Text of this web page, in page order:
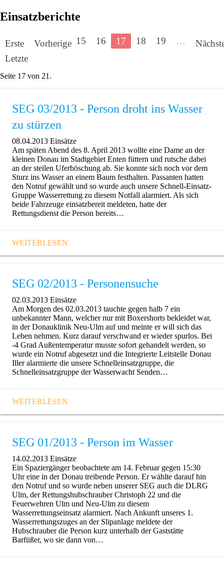
Einsatzberichte
Erste Vorherige
… 15 16 17 18 19 …
Letzte
Seite 17 von 21.
SEG 03/2013 - Person droht ins Wasser
zu stürzen
08.04.2013 Einsätze
Am späten Abend des 8. April 2013 wollte eine Dame an der
kleinen Donau im Stadtgebiet Enten füttern und rutsche dabei
an der steilen Uferböschung ab. Sie konnte sich noch vor dem
Sturz ins Wasser an einem Baum festhalten. Passanten hatten
den Notruf gewählt und so wurde auch unsere Schnell-Einsatz-
Gruppe Wasserrettung zu diesem Notfall alarmiert. Als sich
beide Fahrzeuge einsatzbereit meldeten, hatte der
Rettungsdienst die Person bereits…
WEITERLESEN
SEG 02/2013 - Personensuche
02.03.2013 Einsätze
Am Morgen des 02.03.2013 tauchte gegen halb 7 ein
unbekannter Mann, welcher nur mit Boxershorts bekleidet war,
in der Donauklinik Neu-Ulm auf und meinte er will sich das
Leben nehmen. Kurz darauf verschwand er wieder spurlos. Bei
-4 Grad Außentemperatur musste sofort gehandelt werden, so
wurde ein Notruf abgesetzt und die Integrierte Leitstelle Donau
Iller alarmierte die unsere Schnelleinsatzgruppe, die
Schnelleinsatzgruppe der Wasserwacht Senden…
WEITERLESEN
SEG 01/2013 - Person im Wasser
14.02.2013 Einsätze
Ein Spaziergänger beobachtete am 14. Februar gegen 15:30
Uhr eine in der Donau treibende Person. Er wählte darauf hin
den Notruf und so wurde neben unserer SEG auch die DLRG
Ulm, der Rettungshubschrauber Christoph 22 und die
Feuerwehren Ulm und Neu-Ulm zu diesem
Wasserrettungseinsatz alarmiert. Nach Ankunft unseres 1.
Wasserrettungszuges an der Slipanlage meldete der
Hubschrauber die Person kurz unterhalb der Gaststätte
Barfüßer, wo sie dann von…